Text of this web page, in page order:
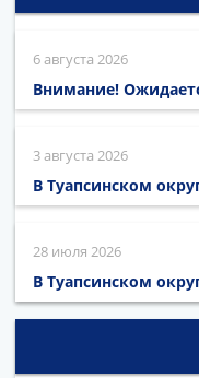
6 августа 2026
Внимание!
3 августа 2026
В Туапсинском
28 июля 2026
В Туапсинском